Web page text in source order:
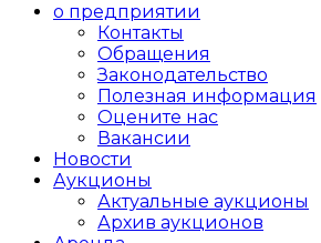
о предприятии
Контакты
Обращения
Законодательство
Полезная информация
Оцените нас
Вакансии
Новости
Аукционы
Актуальные аукционы
Архив аукционов